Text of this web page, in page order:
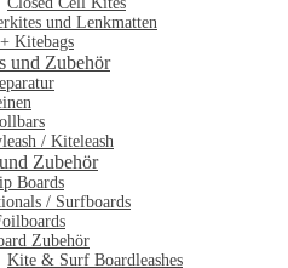
und Lenkmatten
Kitebags
und Zubehör
/ Kiteleash
Zubehör
Boards
/ Surfboards
Zubehör
Kite & Surf Boardleashes